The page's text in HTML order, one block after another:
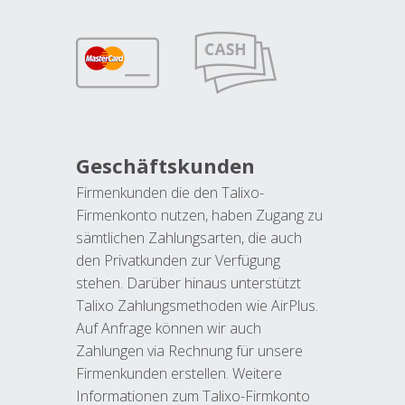
Geschäftskunden
Firmenkunden die den Talixo-
Firmenkonto nutzen, haben Zugang zu
sämtlichen Zahlungsarten, die auch
den Privatkunden zur Verfügung
stehen. Darüber hinaus unterstützt
Talixo Zahlungsmethoden wie AirPlus.
Auf Anfrage können wir auch
Zahlungen via Rechnung für unsere
Firmenkunden erstellen. Weitere
Informationen zum Talixo-Firmkonto